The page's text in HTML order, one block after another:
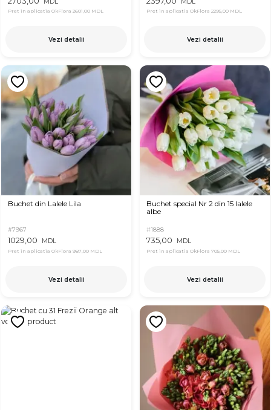
Pret in aplicatia OkFlora 2601,00 MDL
Vezi detalii
Pret in aplicatia OkFlora 2295,00 MDL
Vezi detalii
Buchet din Lalele Lila
#7967
1029,00 MDL
Pret in aplicatia OkFlora 987,00 MDL
Vezi detalii
Buchet special Nr 2 din 15 lalele
albe
#1888
735,00 MDL
Pret in aplicatia OkFlora 705,00 MDL
Vezi detalii